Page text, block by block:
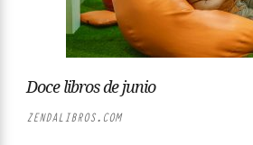
Doce libros de junio
ZENDALIBROS.COM